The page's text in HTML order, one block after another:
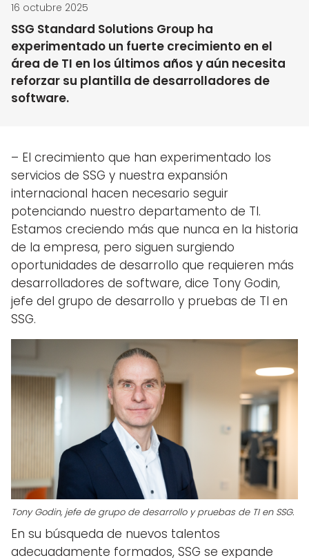
16 octubre 2025
SSG Standard Solutions Group ha
experimentado un fuerte crecimiento en el
área de TI en los últimos años y aún necesita
reforzar su plantilla de desarrolladores de
software.
– El crecimiento que han experimentado los
servicios de SSG y nuestra expansión
internacional hacen necesario seguir
potenciando nuestro departamento de TI.
Estamos creciendo más que nunca en la historia
de la empresa, pero siguen surgiendo
oportunidades de desarrollo que requieren más
desarrolladores de software, dice Tony Godin,
jefe del grupo de desarrollo y pruebas de TI en
SSG.
Tony Godin, jefe de grupo de desarrollo y pruebas de TI en SSG.
En su búsqueda de nuevos talentos
adecuadamente formados, SSG se expande